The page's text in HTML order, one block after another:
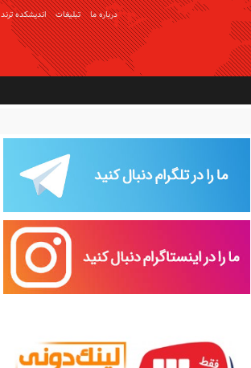
اندیشکده ترند تبلیغات درباره ما